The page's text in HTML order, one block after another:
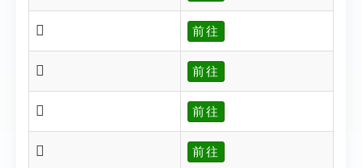
𠛖 前往
𠛗 前往
𠛘 前往
𠛙 前往